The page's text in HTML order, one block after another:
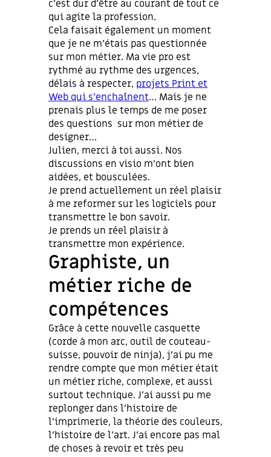
c’est dur d’être au courant de tout ce
qui agite la profession.
Cela faisait également un moment
que je ne m’étais pas questionnée
sur mon métier. Ma vie pro est
rythmé au rythme des urgences,
délais à respecter, projets Print et
Web qui s’enchaînent… Mais je ne
prenais plus le temps de me poser
des questions sur mon métier de
designer…
Julien, merci à toi aussi. Nos
discussions en visio m’ont bien
aidées, et bousculées.
Je prend actuellement un réel plaisir
à me reformer sur les logiciels pour
transmettre le bon savoir.
Je prends un réel plaisir à
transmettre mon expérience.
Graphiste, un
métier riche de
compétences
Grâce à cette nouvelle casquette
(corde à mon arc, outil de couteau-
suisse, pouvoir de ninja), j’ai pu me
rendre compte que mon métier était
un métier riche, complexe, et aussi
surtout technique. J’ai aussi pu me
replonger dans l’histoire de
l’imprimerie, la théorie des couleurs,
l’histoire de l’art. J’ai encore pas mal
de choses à revoir et très peu